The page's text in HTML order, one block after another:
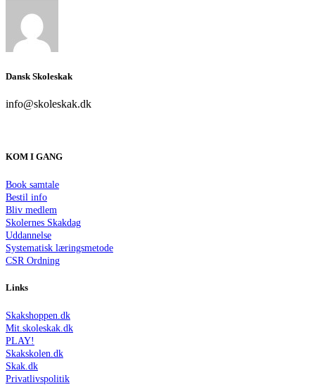
Dansk Skoleskak
info@skoleskak.dk
KOM I GANG
Book samtale
Bestil info
Bliv medlem
Skolernes Skakdag
Uddannelse
Systematisk læringsmetode
CSR Ordning
Links
Skakshoppen.dk
Mit.skoleskak.dk
PLAY!
Skakskolen.dk
Skak.dk
Privatlivspolitik